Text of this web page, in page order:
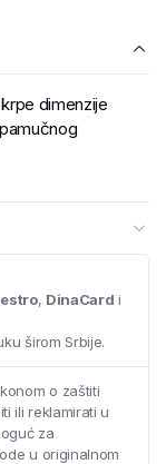
dimenzije
, DinaCard i
širom Srbije.
o zaštiti
ili reklamirati u
za
u originalnom